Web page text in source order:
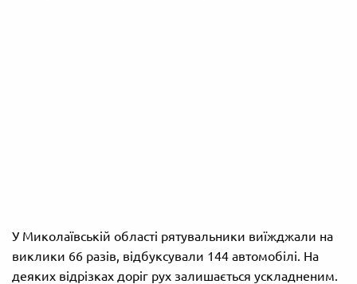
У Миколаївській області рятувальники виїжджали на
виклики 66 разів, відбуксували 144 автомобілі. На
деяких відрізках доріг рух залишається ускладненим.